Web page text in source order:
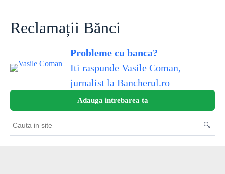
contentReclamații Bănci
Probleme cu banca?
Iti raspunde Vasile Coman,
jurnalist la Bancherul.ro
Adauga intrebarea ta
Cauta
in
🔍